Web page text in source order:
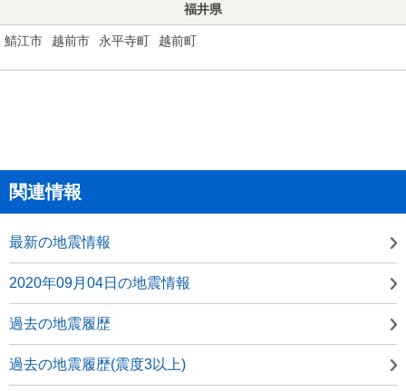
福井県
鯖江市 越前市 永平寺町 越前町
関連情報
最新の地震情報
2020年09月04日の地震情報
過去の地震履歴
過去の地震履歴(震度3以上)